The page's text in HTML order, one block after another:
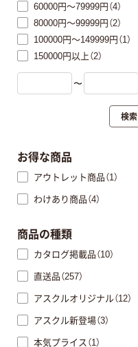
60000円～79999円（4）
80000円～99999円（2）
100000円～149999円（1）
150000円以上（2）
〜
検索
お得な商品
アウトレット商品（1）
わけあり商品（4）
商品の種類
カタログ掲載品（10）
直送品（257）
アスクルオリジナル（12）
アスクル新登場（3）
本気プライス（1）